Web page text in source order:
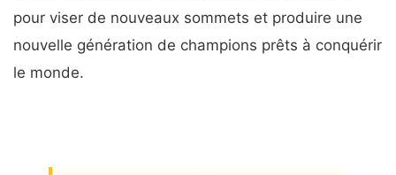
pour viser de nouveaux sommets et produire une
nouvelle génération de champions prêts à conquérir
le monde.